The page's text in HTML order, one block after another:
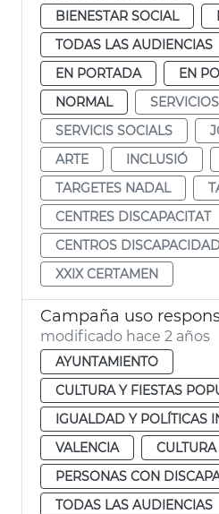
BIENESTAR SOCIAL
TODAS LAS AUDIENCIAS
EN PORTADA
EN
NORMAL
SERVICIS SOCIALS
ARTE
INCLUSIÓ
TARGETES NADAL
CENTRES DISCAPACITAT
CENTROS
XXIX CERTAMEN
Campaña uso
modificado hace 2 años
AYUNTAMIENTO
CULTURA Y FIESTAS
IGUALDAD Y POLÍTICAS
VALENCIA
CULTURA
PERSONAS CON
TODAS LAS AUDIENCIAS